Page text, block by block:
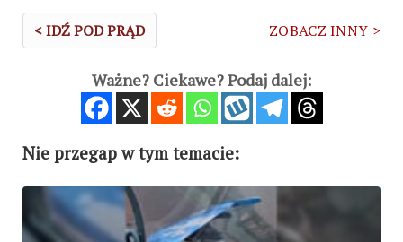
< IDŹ POD PRĄD ZOBACZ INNY >
Ważne? Ciekawe? Podaj dalej:
Nie przegap w tym temacie: